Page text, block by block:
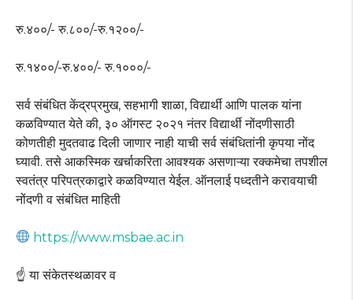
रु.४००/- रु.८००/-रु.१२००/-
रु.१४००/-रु.४००/- रु.१०००/-
सर्व संबंधित केंद्रप्रमुख, सहभागी शाळा, विद्यार्थी आणि पालक यांना
कळविण्यात येते की, ३० ऑगस्ट २०२१ नंतर विद्यार्थी नोंदणीसाठी
कोणतीही मुदतवाढ दिली जाणार नाही याची सर्व संबंधितांनी कृपया नोंद
घ्यावी. तसे आकस्मिक खर्चाकरिता आवश्यक असणाऱ्या रक्कमेचा तपशील
स्वतंत्र परिपत्रकाद्वारे कळविण्यात येईल. ऑनलाई पध्दतीने करावयाची
नोंदणी व संबंधित माहिती
https://www.msbae.ac.in
☝ या संकेतस्थळावर व